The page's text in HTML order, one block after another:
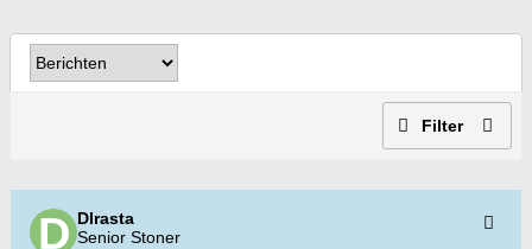
Filter
Dlrasta
Senior Stoner